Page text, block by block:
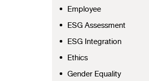
Employee
ESG Assessment
ESG Integration
Ethics
Gender Equality